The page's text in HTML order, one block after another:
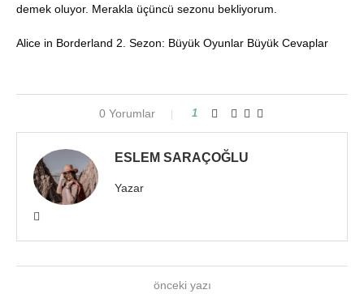
demek oluyor. Merakla üçüncü sezonu bekliyorum.
Alice in Borderland 2. Sezon: Büyük Oyunlar Büyük Cevaplar
0 Yorumlar 1
ESLEM SARAÇOĞLU
Yazar
önceki yazı